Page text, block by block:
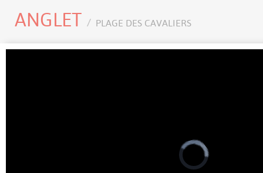
ANGLET PLAGE DES CAVALIERS